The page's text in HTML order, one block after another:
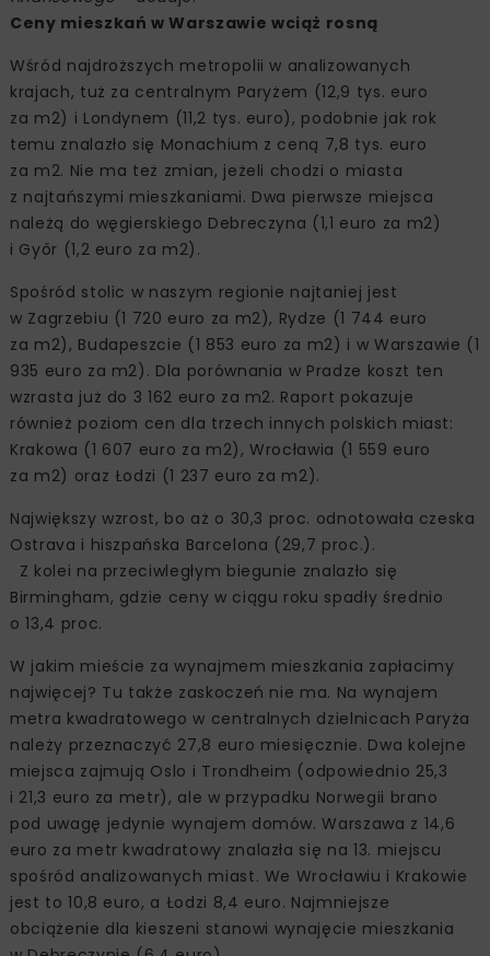
Ceny mieszkań w Warszawie wciąż rosną
Wśród najdroższych metropolii w analizowanych
krajach, tuż za centralnym Paryżem (12,9 tys. euro
za m2) i Londynem (11,2 tys. euro), podobnie jak rok
temu znalazło się Monachium z ceną 7,8 tys. euro
za m2. Nie ma też zmian, jeżeli chodzi o miasta
z najtańszymi mieszkaniami. Dwa pierwsze miejsca
należą do węgierskiego Debreczyna (1,1 euro za m2)
i Győr (1,2 euro za m2).
Spośród stolic w naszym regionie najtaniej jest
w Zagrzebiu (1 720 euro za m2), Rydze (1 744 euro
za m2), Budapeszcie (1 853 euro za m2) i w Warszawie (1
935 euro za m2). Dla porównania w Pradze koszt ten
wzrasta już do 3 162 euro za m2. Raport pokazuje
również poziom cen dla trzech innych polskich miast:
Krakowa (1 607 euro za m2), Wrocławia (1 559 euro
za m2) oraz Łodzi (1 237 euro za m2).
Największy wzrost, bo aż o 30,3 proc. odnotowała czeska
Ostrava i hiszpańska Barcelona (29,7 proc.).
Z kolei na przeciwległym biegunie znalazło się
Birmingham, gdzie ceny w ciągu roku spadły średnio
o 13,4 proc.
W jakim mieście za wynajmem mieszkania zapłacimy
najwięcej? Tu także zaskoczeń nie ma. Na wynajem
metra kwadratowego w centralnych dzielnicach Paryża
należy przeznaczyć 27,8 euro miesięcznie. Dwa kolejne
miejsca zajmują Oslo i Trondheim (odpowiednio 25,3
i 21,3 euro za metr), ale w przypadku Norwegii brano
pod uwagę jedynie wynajem domów. Warszawa z 14,6
euro za metr kwadratowy znalazła się na 13. miejscu
spośród analizowanych miast. We Wrocławiu i Krakowie
jest to 10,8 euro, a Łodzi 8,4 euro. Najmniejsze
obciążenie dla kieszeni stanowi wynajęcie mieszkania